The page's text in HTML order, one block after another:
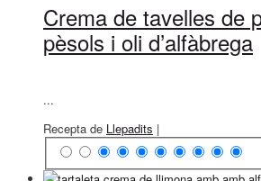
Crema de tavelles de
pèsols i oli d’alfàbrega
...
Recepta de Llepadits |